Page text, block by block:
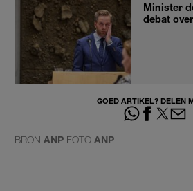
Minister
debat
GOED ARTIKEL? DELEN
BRON ANP FOTO ANP